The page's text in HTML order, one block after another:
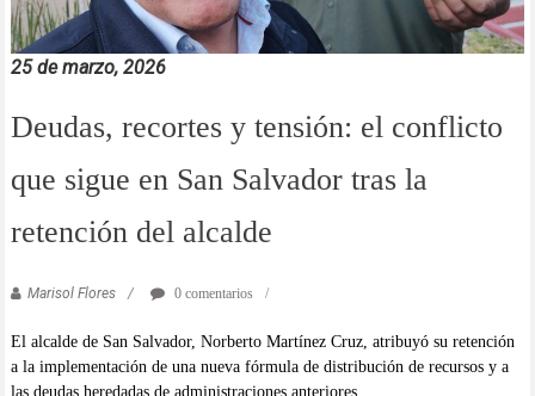
25 de marzo, 2026
Deudas, recortes y tensión: el conflicto
que sigue en San Salvador tras la
retención del alcalde
Marisol Flores 0 comentarios
El alcalde de San Salvador, Norberto Martínez Cruz, atribuyó su retención
a la implementación de una nueva fórmula de distribución de recursos y a
las deudas heredadas de administraciones anteriores.